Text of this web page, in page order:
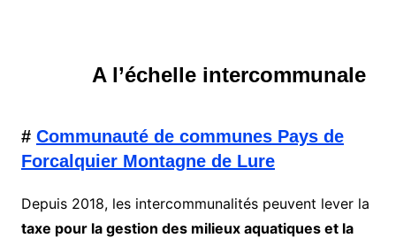
A l’échelle intercommunale
# Communauté de communesPaysde
Forcalquier Montagne de Lure
Depuis 2018, les intercommunalités peuvent lever la
taxe pour la gestion des milieux aquatiques et la